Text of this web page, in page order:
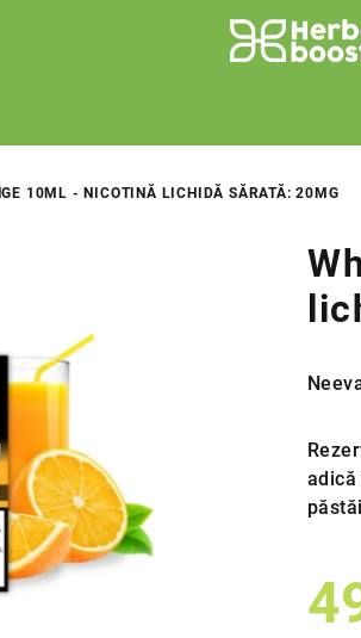
10ML - NICOTINĂ LICHIDĂ SĂRATĂ: 20MG
a
este
0,0
stele.
adică